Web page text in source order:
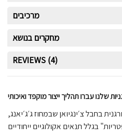
מרכיבים
מחקרים בנושא
REVIEWS (4)
בחבל צ׳ינגיואן שבמחוז ג׳ג׳יאנג,
בגלל תנאים אקולוגיים ייחודיים